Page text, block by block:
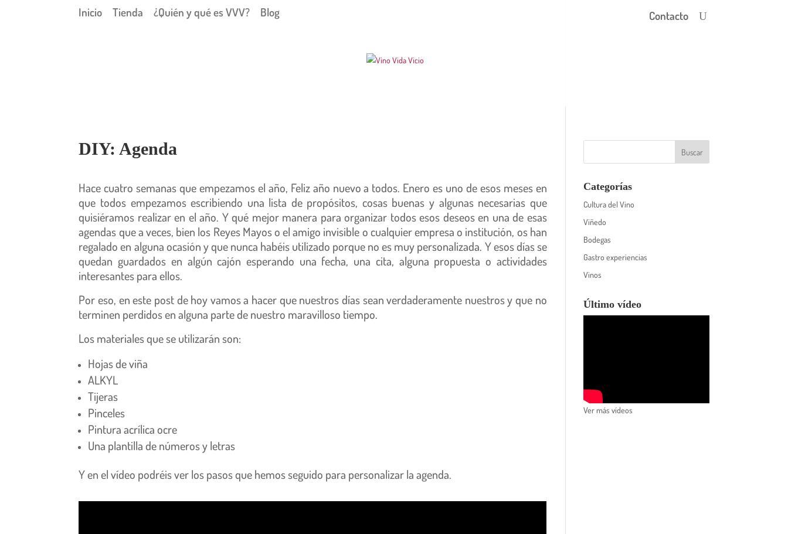
Inicio Tienda ¿Quién y qué es VVV? Blog Contacto
DIY: Agenda
Hace cuatro semanas que empezamos el año, Feliz año nuevo a todos. Enero es uno de esos meses en
que todos empezamos escribiendo una lista de propósitos, cosas buenas y algunas necesarias que
quisiéramos realizar en el año. Y qué mejor manera para organizar todos esos deseos en una de esas
agendas que a veces, bien los Reyes Mayos o el amigo invisible o cualquier empresa o institución, os han
regalado en alguna ocasión y que nunca habéis utilizado porque no es muy personalizada. Y esos días se
quedan guardados en algún cajón esperando una fecha, una cita, alguna propuesta o actividades
interesantes para ellos.
Por eso, en este post de hoy vamos a hacer que nuestros días sean verdaderamente nuestros y que no
terminen perdidos en alguna parte de nuestro maravilloso tiempo.
Los materiales que se utilizarán son:
Hojas de viña
ALKYL
Tijeras
Pinceles
Pintura acrílica ocre
Una plantilla de números y letras
Y en el vídeo podréis ver los pasos que hemos seguido para personalizar la agenda.
Categorías
Cultura del Vino
Viñedo
Bodegas
Gastro experiencias
Vinos
Último vídeo
Ver más vídeos